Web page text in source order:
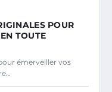
POUR
TOUTE
émerveiller vos